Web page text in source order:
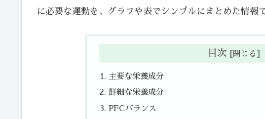
に必要な運動を、グラフや表でシンプルにまとめた情報
目次
主要な栄養成分
詳細な栄養成分
PFCバランス